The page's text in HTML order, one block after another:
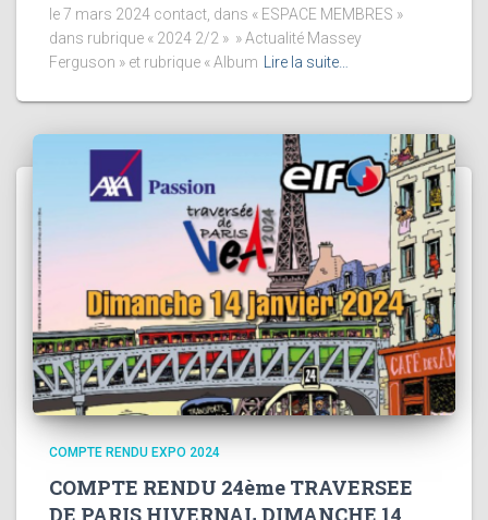
le 7 mars 2024 contact, dans « ESPACE MEMBRES »
dans rubrique « 2024 2/2 » » Actualité Massey
Ferguson » et rubrique « Album
Lire la suite…
COMPTE RENDU EXPO 2024
COMPTE RENDU 24ème TRAVERSEE